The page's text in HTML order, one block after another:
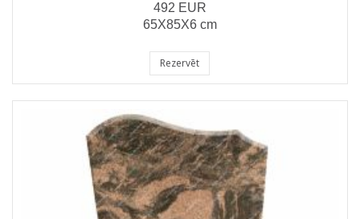
492 EUR
65X85X6 cm
Rezervēt